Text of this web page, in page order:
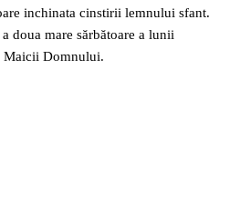
inchinata cinstirii lemnului sfant.
doua mare sărbătoare a lunii
Maicii Domnului.